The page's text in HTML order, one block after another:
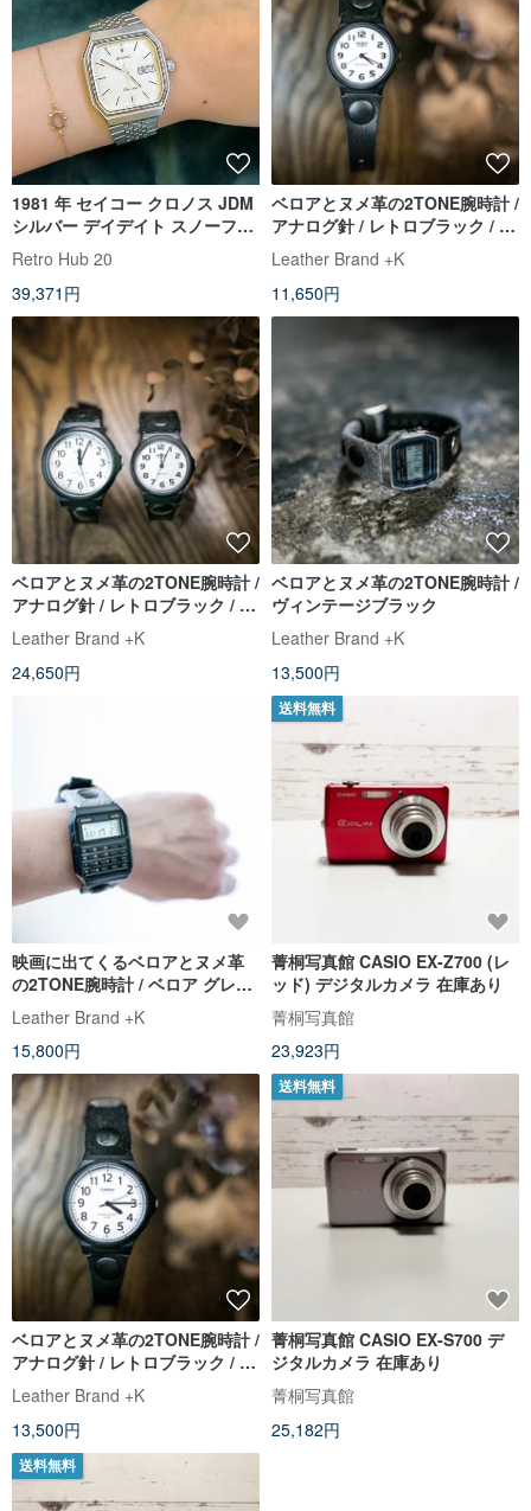
1981 年 セイコー クロノス JDM
シルバー デイデイト スノーフレ
ーク ウォッチ
Retro Hub 20
39,371円
ベロアとヌメ革の2TONE腕時計 /
アナログ針 / レトロブラック / ち
ょうどいいサイズ感【中】
Leather Brand +K
11,650円
ベロアとヌメ革の2TONE腕時計 /
アナログ針 / レトロブラック / ペ
アウオッチ
Leather Brand +K
24,650円
ベロアとヌメ革の2TONE腕時計 /
ヴィンテージブラック
Leather Brand +K
13,500円
映画に出てくるベロアとヌメ革
の2TONE腕時計 / ベロア グレー
色Leather Brand +K
15,800円
送料無料
菁桐写真館 CASIO EX-Z700 (レ
ッド) デジタルカメラ 在庫あり
菁桐写真館
23,923円
ベロアとヌメ革の2TONE腕時計 /
アナログ針 / レトロブラック / ひ
とまわり大きな【大】
Leather Brand +K
13,500円
送料無料
菁桐写真館 CASIO EX-S700 デ
ジタルカメラ 在庫あり
菁桐写真館
25,182円
送料無料